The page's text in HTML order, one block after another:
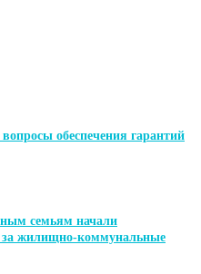
обеспечения гарантий
семьям начали
жилищно-коммунальные